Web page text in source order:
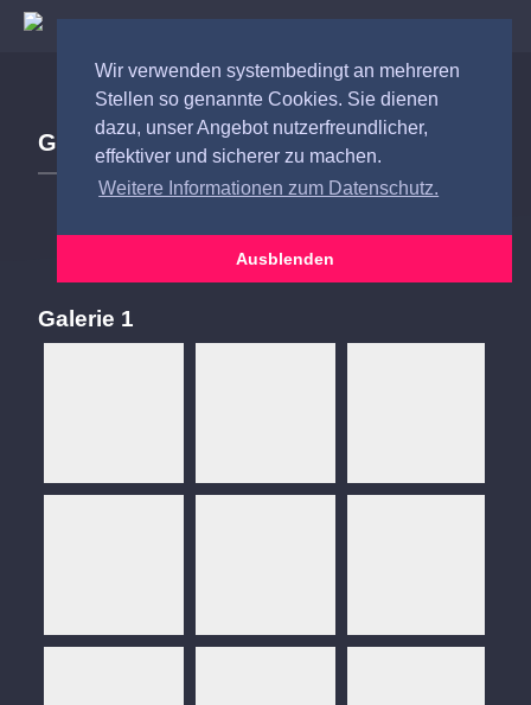
Wir verwenden systembedingt an mehreren
Stellen so genannte Cookies. Sie dienen
dazu, unser Angebot nutzerfreundlicher,
effektiver und sicherer zu machen.
Weitere Informationen zum Datenschutz.
Ausblenden
GALERIE
Galerie 1